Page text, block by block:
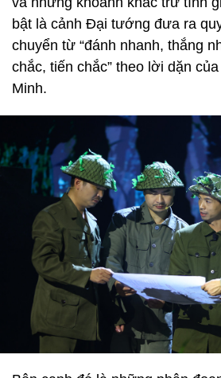
bật là cảnh Đại tướng đưa ra
chuyển từ “đánh nhanh, thắng
chắc, tiến chắc” theo lời dặn
Minh.